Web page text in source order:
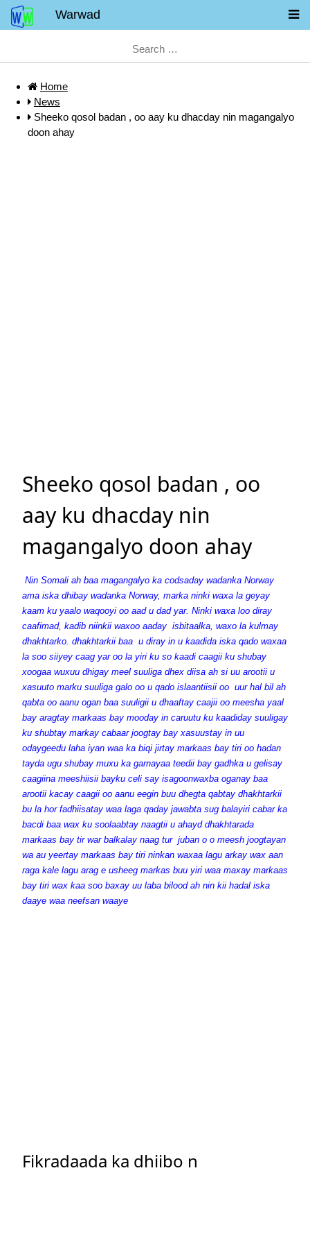
Warwad
Home
News
Sheeko qosol badan , oo aay ku dhacday nin magangalyo
doon ahay
Sheeko qosol badan , oo
aay ku dhacday nin
magangalyo doon ahay
Nin Somali ah baa magangalyo ka codsaday wadanka Norway
ama iska dhibay wadanka Norway, marka ninki waxa la geyay
kaam ku yaalo waqooyi oo aad u dad yar. Ninki waxa loo diray
caafimad, kadib niinkii waxoo aaday isbitaalka, waxo la kulmay
dhakhtarko. dhakhtarkii baa u diray in u kaadida iska qado waxaa
la soo siiyey caag yar oo la yiri ku so kaadi caagii ku shubay
xoogaa wuxuu dhigay meel suuliga dhex diisa ah si uu arootii u
xasuuto marku suuliga galo oo u qado islaantiisii oo uur hal bil ah
qabta oo aanu ogan baa suuligii u dhaaftay caajii oo meesha yaal
bay aragtay markaas bay mooday in caruutu ku kaadiday suuligay
ku shubtay markay cabaar joogtay bay xasuustay in uu
odaygeedu laha iyan waa ka biqi jirtay markaas bay tiri oo hadan
tayda ugu shubay muxu ka garnayaa teedii bay gadhka u gelisay
caagiina meeshiisii bayku celi say isagoonwaxba oganay baa
arootii kacay caagii oo aanu eegin buu dhegta qabtay dhakhtarkii
bu la hor fadhiisatay waa laga qaday jawabta sug balayiri cabar ka
bacdi baa wax ku soolaabtay naagtii u ahayd dhakhtarada
markaas bay tir war balkalay naag tur juban o o meesh joogtayan
wa au yeertay markaas bay tiri ninkan waxaa lagu arkay wax aan
raga kale lagu arag e usheeg markas buu yiri waa maxay markaas
bay tiri wax kaa soo baxay uu laba bilood ah nin kii hadal iska
daaye waa neefsan waaye
Fikradaada ka dhiibo n